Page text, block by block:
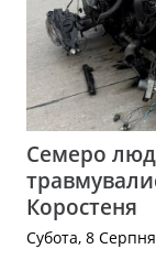
Семеро
Коростеня
Субота, 8